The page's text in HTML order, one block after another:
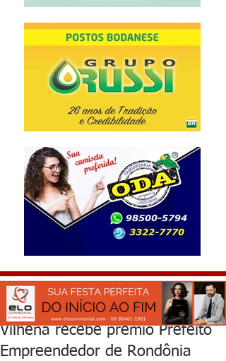
Vilhena recebe prêmio Prefeito
Empreendedor de Rondônia